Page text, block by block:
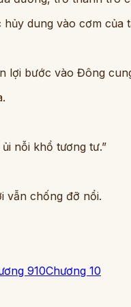
dung vào cơm của
lợi bước vào Đông
nỗi khổ tương tư.”
vẫn chống đỡ nổi.
910Chương 10